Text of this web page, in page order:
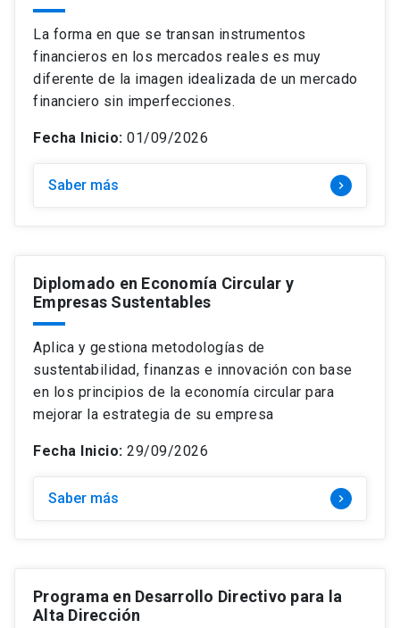
La forma en que se transan instrumentos
financieros en los mercados reales es muy
diferente de la imagen idealizada de un mercado
financiero sin imperfecciones.
Fecha Inicio: 01/09/2026
Saber más keyboard_arrow_right
Diplomado en Economía Circular y
Empresas Sustentables
Aplica y gestiona metodologías de
sustentabilidad, finanzas e innovación con base
en los principios de la economía circular para
mejorar la estrategia de su empresa
Fecha Inicio: 29/09/2026
Saber más keyboard_arrow_right
Programa en Desarrollo Directivo para la
Alta Dirección